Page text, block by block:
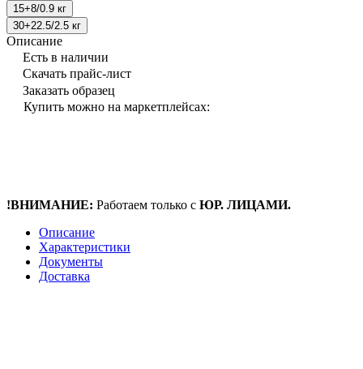
15+8/0.9 кг
30+22.5/2.5 кг
Описание
Есть в наличии
Скачать прайс-лист
Заказать образец
Купить можно на маркетплейсах:
!ВНИМАНИЕ: Работаем только с ЮР. ЛИЦАМИ.
Описание
Характеристики
Документы
Доставка